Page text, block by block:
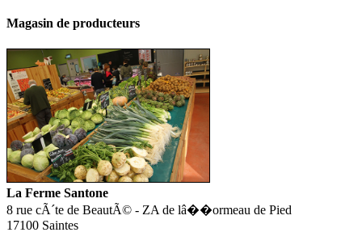
Magasin de producteurs
La Ferme Santone
8 rue cÃ´te de BeautÃ© - ZA de lâ��ormeau de Pied
17100 Saintes